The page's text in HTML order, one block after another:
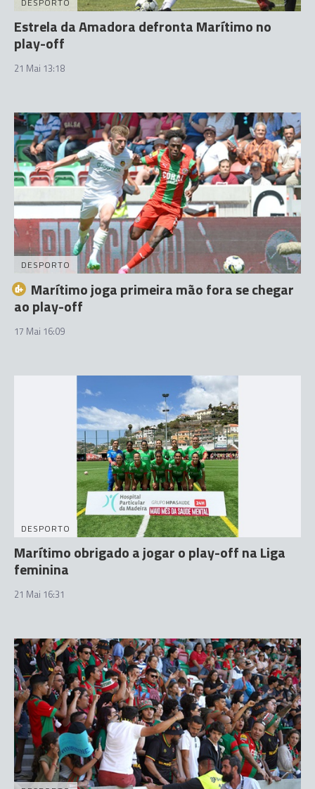
Estrela da Amadora defronta Marítimo no
play-off
21 Mai 13:18
DESPORTO
Marítimo joga primeira mão fora se chegar
ao play-off
17 Mai 16:09
DESPORTO
Marítimo obrigado a jogar o play-off na Liga
feminina
21 Mai 16:31